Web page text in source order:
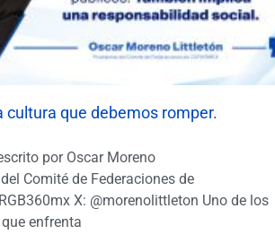
cultura que debemos romper.
por Oscar Moreno
Comité de Federaciones de
X: @morenolittleton Uno de los
enfrenta